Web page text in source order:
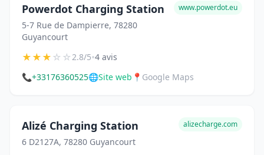
Powerdot Charging Station
5-7 Rue de Dampierre, 78280
Guyancourt
www.powerdot.eu
★★★☆☆2.8/5•4 avis
📞+33176360525🌐Site web 📍 Google Maps
Alizé Charging Station
6 D2127A, 78280 Guyancourt
alizecharge.com